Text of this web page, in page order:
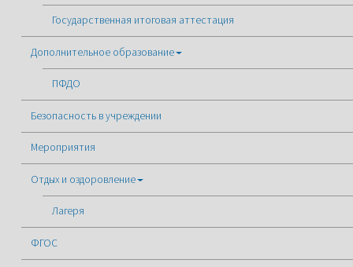
Государственная итоговая аттестация
Дополнительное образование
ПФДО
Безопасность в учреждении
Мероприятия
Отдых и оздоровление
Лагеря
ФГОС